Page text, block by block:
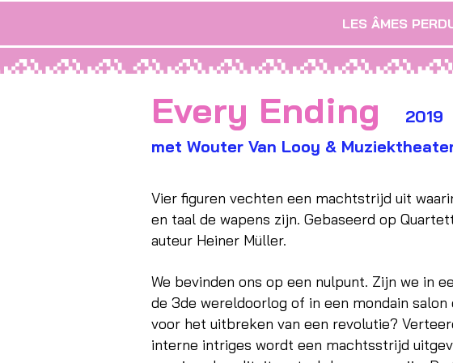
LES ÂMES
Every Ending
2019
met Wouter Van Looy &
Vier figuren vechten een machtstrijd uit
en taal de wapens zijn. Gebaseerd op
auteur Heiner Müller.
We bevinden ons op een nulpunt. Zijn we in
de 3de wereldoorlog of in een mondain salon
voor het uitbreken van een revolutie?
interne intriges wordt een machtsstrijd